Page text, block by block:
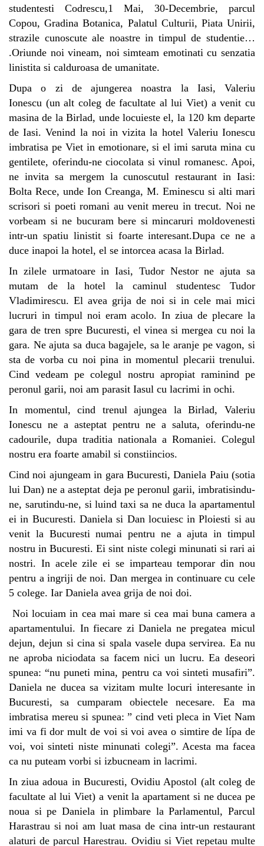
studentesti Codrescu,1 Mai, 30-Decembrie, parcul
Copou, Gradina Botanica, Palatul Culturii, Piata Unirii,
strazile cunoscute ale noastre in timpul de studentie…
.Oriunde noi vineam, noi simteam emotinati cu senzatia
linistita si calduroasa de umanitate.
Dupa o zi de ajungerea noastra la Iasi, Valeriu
Ionescu (un alt coleg de facultate al lui Viet) a venit cu
masina de la Birlad, unde locuieste el, la 120 km departe
de Iasi. Venind la noi in vizita la hotel Valeriu Ionescu
imbratisa pe Viet in emotionare, si el imi saruta mina cu
gentilete, oferindu-ne ciocolata si vinul romanesc. Apoi,
ne invita sa mergem la cunoscutul restaurant in Iasi:
Bolta Rece, unde Ion Creanga, M. Eminescu si alti mari
scrisori si poeti romani au venit mereu in trecut. Noi ne
vorbeam si ne bucuram bere si mincaruri moldovenesti
intr-un spatiu linistit si foarte interesant.Dupa ce ne a
duce inapoi la hotel, el se intorcea acasa la Birlad.
In zilele urmatoare in Iasi, Tudor Nestor ne ajuta sa
mutam de la hotel la caminul studentesc Tudor
Vladimirescu. El avea grija de noi si in cele mai mici
lucruri in timpul noi eram acolo. In ziua de plecare la
gara de tren spre Bucuresti, el vinea si mergea cu noi la
gara. Ne ajuta sa duca bagajele, sa le aranje pe vagon, si
sta de vorba cu noi pina in momentul plecarii trenului.
Cind vedeam pe colegul nostru apropiat raminind pe
peronul garii, noi am parasit Iasul cu lacrimi in ochi.
In momentul, cind trenul ajungea la Birlad, Valeriu
Ionescu ne a asteptat pentru ne a saluta, oferindu-ne
cadourile, dupa traditia nationala a Romaniei. Colegul
nostru era foarte amabil si constiincios.
Cind noi ajungeam in gara Bucuresti,Daniela Paiu (sotia
lui Dan) ne a asteptat deja pe peronul garii, imbratisindu-
ne, sarutindu-ne, si luind taxi sa ne duca la apartamentul
ei in Bucuresti. Daniela si Dan locuiesc in Ploiesti si au
venit la Bucuresti numai pentru ne a ajuta in timpul
nostru in Bucuresti. Ei sint niste colegi minunati si rari ai
nostri. In acele zile ei se imparteau temporar din nou
pentru a ingriji de noi. Dan mergea in continuare cu cele
5 colege. Iar Daniela avea grija de noi doi.
Noi locuiam in cea mai mare si cea mai buna camera a
apartamentului. In fiecare zi Daniela ne pregatea micul
dejun, dejun si cina si spala vasele dupa servirea. Ea nu
ne aproba niciodata sa facem nici un lucru. Ea deseori
spunea: “nu puneti mina, pentru ca voi sinteti musafiri”.
Daniela ne ducea sa vizitam multe locuri interesante in
Bucuresti, sa cumparam obiectele necesare. Ea ma
imbratisa mereu si spunea: ” cind veti pleca in Viet Nam
imi va fi dor mult de voi si voi avea o simtire de lípa de
voi, voi sinteti niste minunati colegi”. Acesta ma facea
ca nu puteam vorbi si izbucneam in lacrimi.
In ziua adoua in Bucuresti,Ovidiu Apostol (alt coleg de
facultate al lui Viet) a venit la apartament si ne ducea pe
noua si pe Daniela in plimbare la Parlamentul, Parcul
Harastrau si noi am luat masa de cina intr-un restaurant
alaturi de parcul Harestrau. Ovidiu si Viet repetau multe